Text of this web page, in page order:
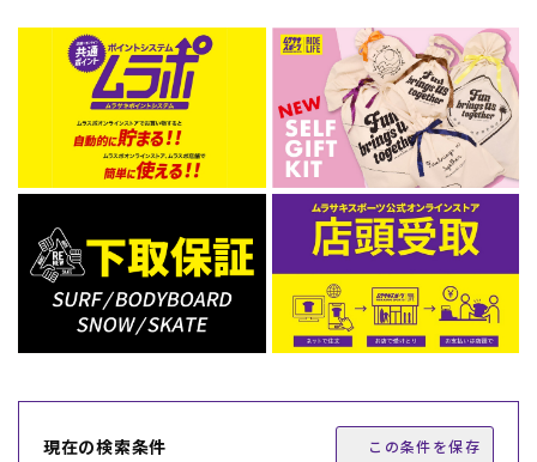
現在の検索条件 この条件を保存